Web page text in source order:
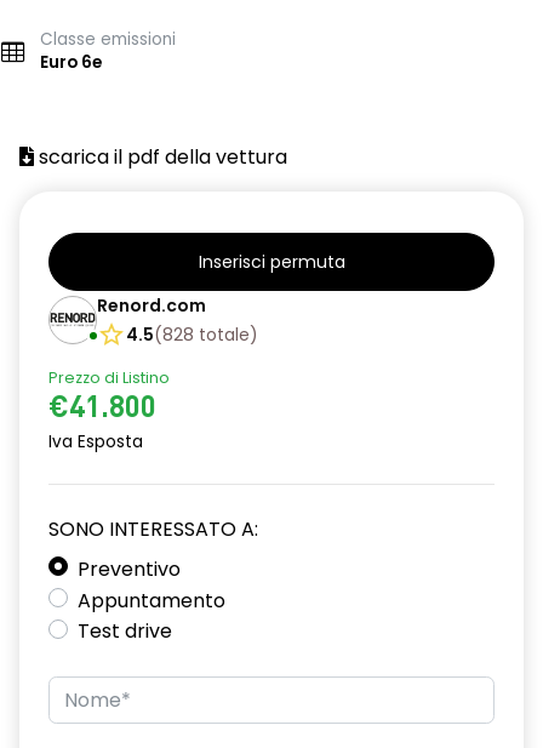
Classe emissioni
Euro 6e
scarica il pdf della vettura
Inserisci permuta
Renord.com
4.5(828 totale)
Prezzo di Listino
€41.800
Iva Esposta
SONO INTERESSATO A:
Preventivo
Appuntamento
Test drive